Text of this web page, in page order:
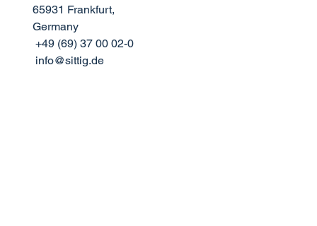
65931 Frankfurt,
Germany
+49 (69) 37 00 02-0
info@sittig.de